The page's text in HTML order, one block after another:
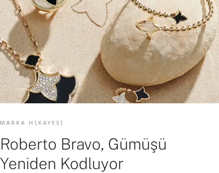
MARKA HIKAYESI
Roberto Bravo, Gümüşü
Yeniden Kodluyor